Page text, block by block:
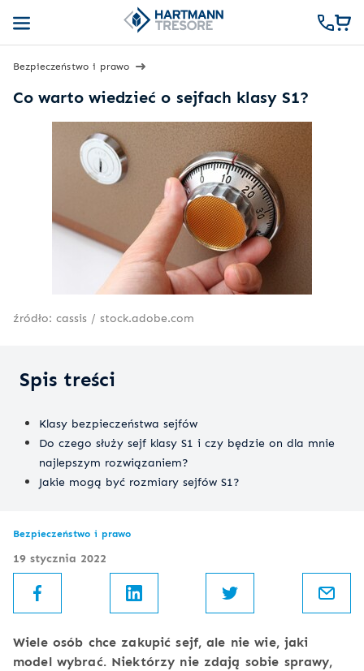
Bezpieczeństwo i prawo
Co warto wiedzieć o sejfach klasy S1?
źródło: cassis / stock.adobe.com
Spis treści
Klasy bezpieczeństwa sejfów
Do czego służy sejf klasy S1 i czy będzie on dla mnie
najlepszym rozwiązaniem?
Jakie mogą być rozmiary sejfów S1?
Bezpieczeństwo i prawo
19 stycznia 2022
Wiele osób chce zakupić sejf, ale nie wie, jaki
model wybrać. Niektórzy nie zdają sobie sprawy,